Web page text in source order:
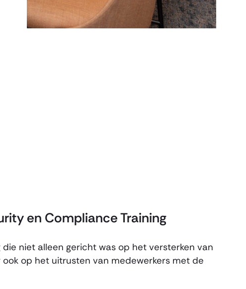
en Compliance Training
niet alleen gericht was op het versterken van
op het uitrusten van medewerkers met de